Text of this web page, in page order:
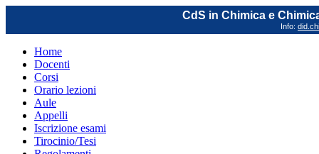
CdS in Chimica e
Info:
Home
Docenti
Corsi
Orario lezioni
Aule
Appelli
Iscrizione esami
Tirocinio/Tesi